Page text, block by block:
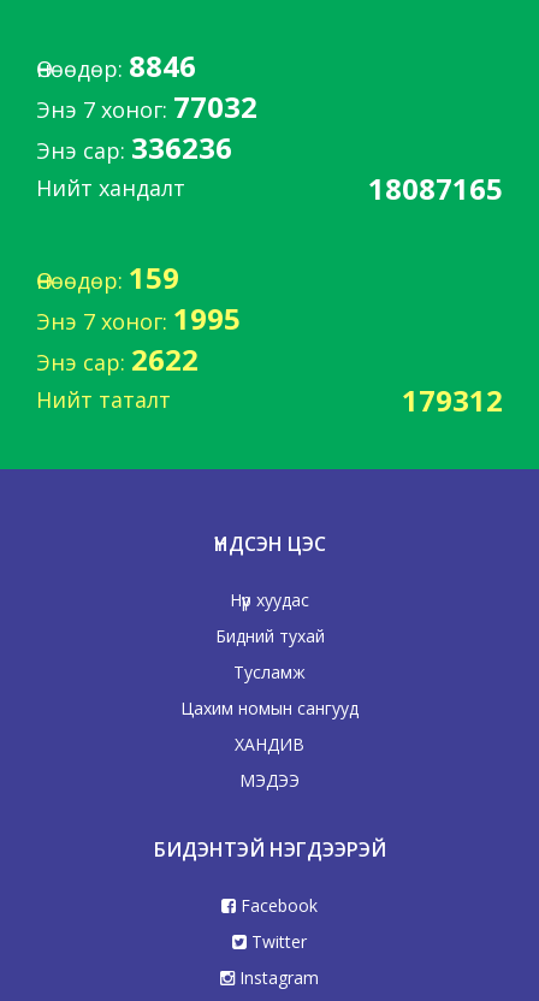
Өнөөдөр: 8846
Энэ 7 хоног: 77032
Энэ сар: 336236
Нийт хандалт 18087165
Өнөөдөр: 159
Энэ 7 хоног: 1995
Энэ сар: 2622
Нийт таталт 179312
ҮНДСЭН ЦЭС
Нүүр хуудас
Бидний тухай
Тусламж
Цахим номын сангууд
ХАНДИВ
МЭДЭЭ
БИДЭНТЭЙ НЭГДЭЭРЭЙ
Facebook
Twitter
Instagram